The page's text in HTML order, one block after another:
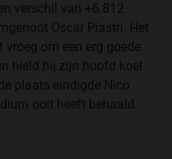
verschil van +6.812
Oscar Piastri. Het
vroeg om een erg goede
hield hij zijn hoofd koel
plaats eindigde Nico
ooit heeft behaald.